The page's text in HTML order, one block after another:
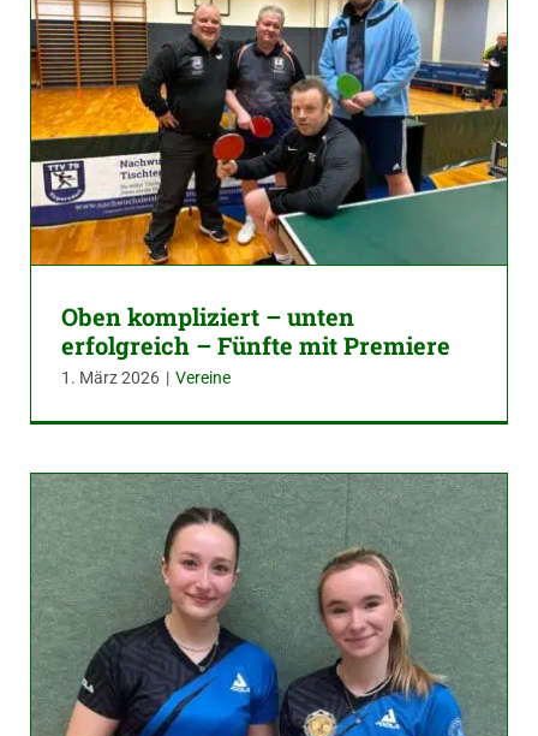
Oben kompliziert – unten
erfolgreich – Fünfte mit Premiere
1. März 2026 | Vereine